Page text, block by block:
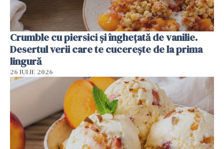
Crumble cu piersici și înghețată de vanilie.
Desertul verii care te cucerește de la prima
lingură
26 IULIE 2026